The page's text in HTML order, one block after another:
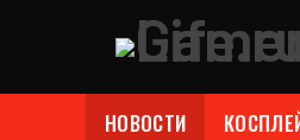
НОВОСТИ